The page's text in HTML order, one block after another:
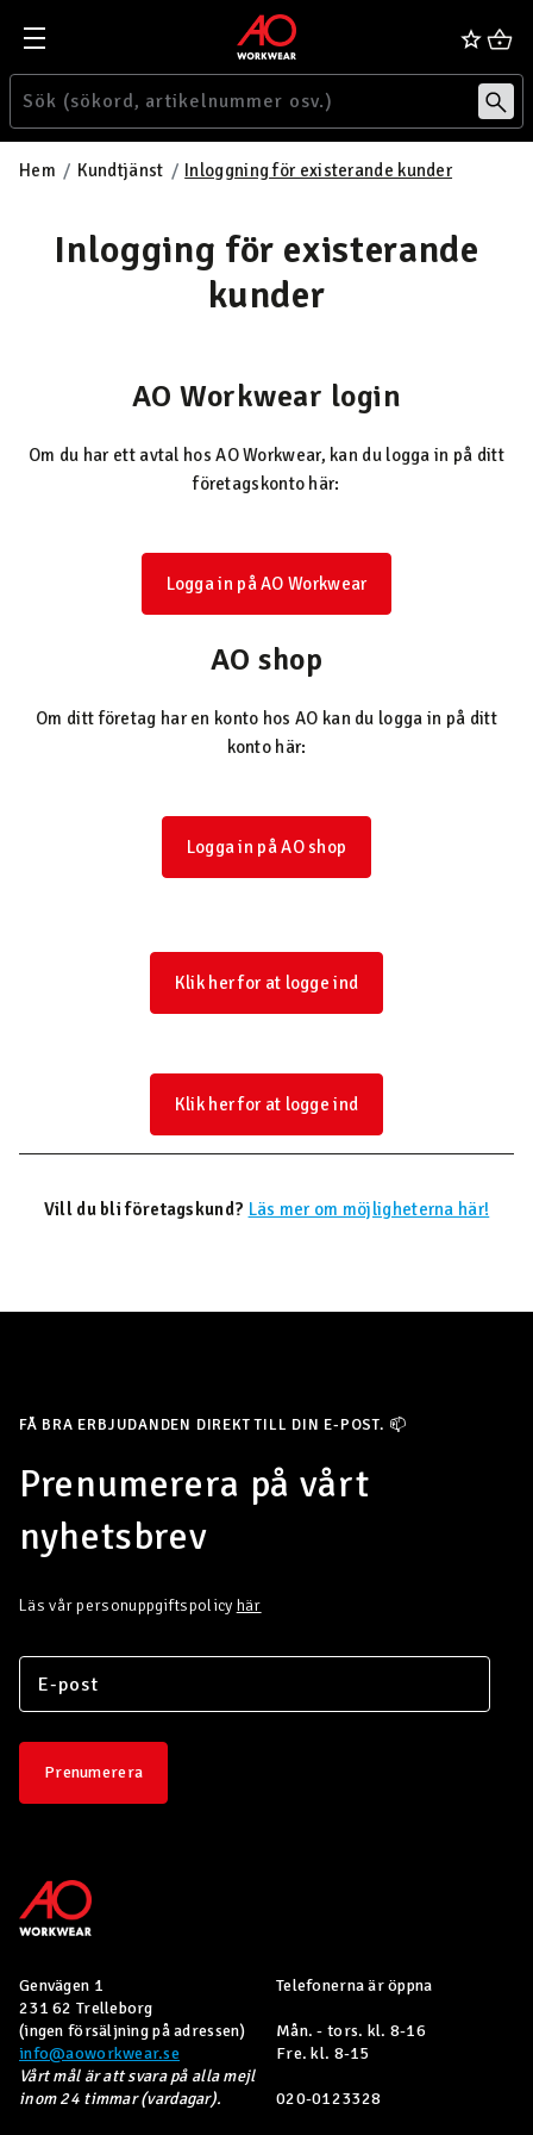
Hem Kundtjänst Inloggning för existerande kunder
Inlogging för existerande
kunder
AO Workwear login
Om du har ett avtal hos AO Workwear, kan du logga in på ditt
företagskonto här:
Logga in på AO Workwear
AO shop
Om ditt företag har en konto hos AO kan du logga in på ditt
konto här:
Logga in på AO shop
Klik her for at logge ind
Klik her for at logge ind
Vill du bli företagskund? Läs mer om möjligheterna här!
FÅ BRA ERBJUDANDEN DIREKT TILL DIN E-POST. 📫
Prenumerera på vårt
nyhetsbrev
Läs vår personuppgiftspolicy här
Prenumerera
Genvägen 1
231 62 Trelleborg
(ingen försäljning på adressen)
info@aoworkwear.se
Vårt mål är att svara på alla mejl
inom 24 timmar (vardagar).
Telefonerna är öppna
Mån. - tors. kl. 8-16
Fre. kl. 8-15
020-0123328